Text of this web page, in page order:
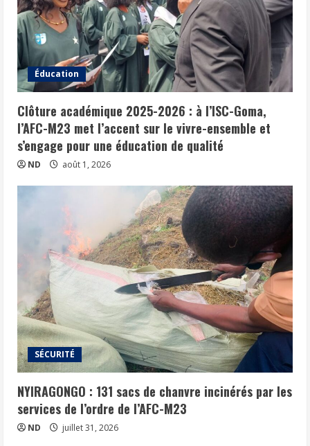
Éducation
Clôture académique 2025-2026 : à l’ISC-Goma,
l’AFC-M23 met l’accent sur le vivre-ensemble et
s’engage pour une éducation de qualité
ND août 1, 2026
SÉCURITÉ
NYIRAGONGO : 131 sacs de chanvre incinérés par les
services de l’ordre de l’AFC-M23
ND juillet 31, 2026